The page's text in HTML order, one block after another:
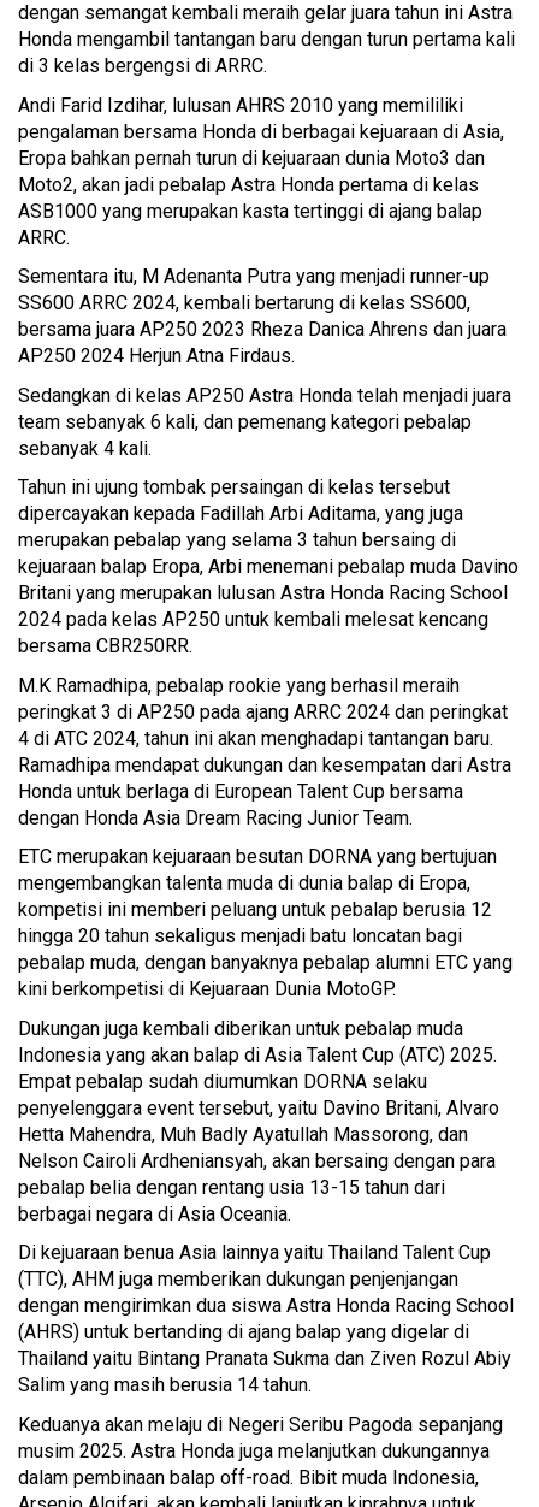
dengan semangat kembali meraih gelar juara tahun ini Astra
Honda mengambil tantangan baru dengan turun pertama kali
di 3 kelas bergengsi di ARRC.
Andi Farid Izdihar, lulusan AHRS 2010 yang memililiki
pengalaman bersama Honda di berbagai kejuaraan di Asia,
Eropa bahkan pernah turun di kejuaraan dunia Moto3 dan
Moto2, akan jadi pebalap Astra Honda pertama di kelas
ASB1000 yang merupakan kasta tertinggi di ajang balap
ARRC.
Sementara itu, M Adenanta Putra yang menjadi runner-up
SS600 ARRC 2024, kembali bertarung di kelas SS600,
bersama juara AP250 2023 Rheza Danica Ahrens dan juara
AP250 2024 Herjun Atna Firdaus.
Sedangkan di kelas AP250 Astra Honda telah menjadi juara
team sebanyak 6 kali, dan pemenang kategori pebalap
sebanyak 4 kali.
Tahun ini ujung tombak persaingan di kelas tersebut
dipercayakan kepada Fadillah Arbi Aditama, yang juga
merupakan pebalap yang selama 3 tahun bersaing di
kejuaraan balap Eropa, Arbi menemani pebalap muda Davino
Britani yang merupakan lulusan Astra Honda Racing School
2024 pada kelas AP250 untuk kembali melesat kencang
bersama CBR250RR.
M.K Ramadhipa, pebalap rookie yang berhasil meraih
peringkat 3 di AP250 pada ajang ARRC 2024 dan peringkat
4 di ATC 2024, tahun ini akan menghadapi tantangan baru.
Ramadhipa mendapat dukungan dan kesempatan dari Astra
Honda untuk berlaga di European Talent Cup bersama
dengan Honda Asia Dream Racing Junior Team.
ETC merupakan kejuaraan besutan DORNA yang bertujuan
mengembangkan talenta muda di dunia balap di Eropa,
kompetisi ini memberi peluang untuk pebalap berusia 12
hingga 20 tahun sekaligus menjadi batu loncatan bagi
pebalap muda, dengan banyaknya pebalap alumni ETC yang
kini berkompetisi di Kejuaraan Dunia MotoGP.
Dukungan juga kembali diberikan untuk pebalap muda
Indonesia yang akan balap di Asia Talent Cup (ATC) 2025.
Empat pebalap sudah diumumkan DORNA selaku
penyelenggara event tersebut, yaitu Davino Britani, Alvaro
Hetta Mahendra, Muh Badly Ayatullah Massorong, dan
Nelson Cairoli Ardheniansyah, akan bersaing dengan para
pebalap belia dengan rentang usia 13-15 tahun dari
berbagai negara di Asia Oceania.
Di kejuaraan benua Asia lainnya yaitu Thailand Talent Cup
(TTC), AHM juga memberikan dukungan penjenjangan
dengan mengirimkan dua siswa Astra Honda Racing School
(AHRS) untuk bertanding di ajang balap yang digelar di
Thailand yaitu Bintang Pranata Sukma dan Ziven Rozul Abiy
Salim yang masih berusia 14 tahun.
Keduanya akan melaju di Negeri Seribu Pagoda sepanjang
musim 2025. Astra Honda juga melanjutkan dukungannya
dalam pembinaan balap off-road. Bibit muda Indonesia,